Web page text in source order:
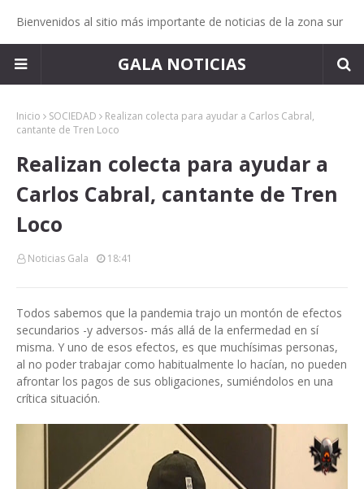
Bienvenidos al sitio más importante de noticias de la zona sur
GALA NOTICIAS
Inicio SOCIEDAD
Realizan colecta para ayudar a Carlos Cabral,
cantante de Tren Loco
Realizan colecta para ayudar a
Carlos Cabral, cantante de Tren
Loco
Noticias Gala 18:41
Todos sabemos que la pandemia trajo un montón de efectos
secundarios -y adversos- más allá de la enfermedad en sí
misma. Y uno de esos efectos, es que muchísimas personas,
al no poder trabajar como habitualmente lo hacían, no pueden
afrontar los pagos de sus obligaciones, sumiéndolos en una
crítica situación.